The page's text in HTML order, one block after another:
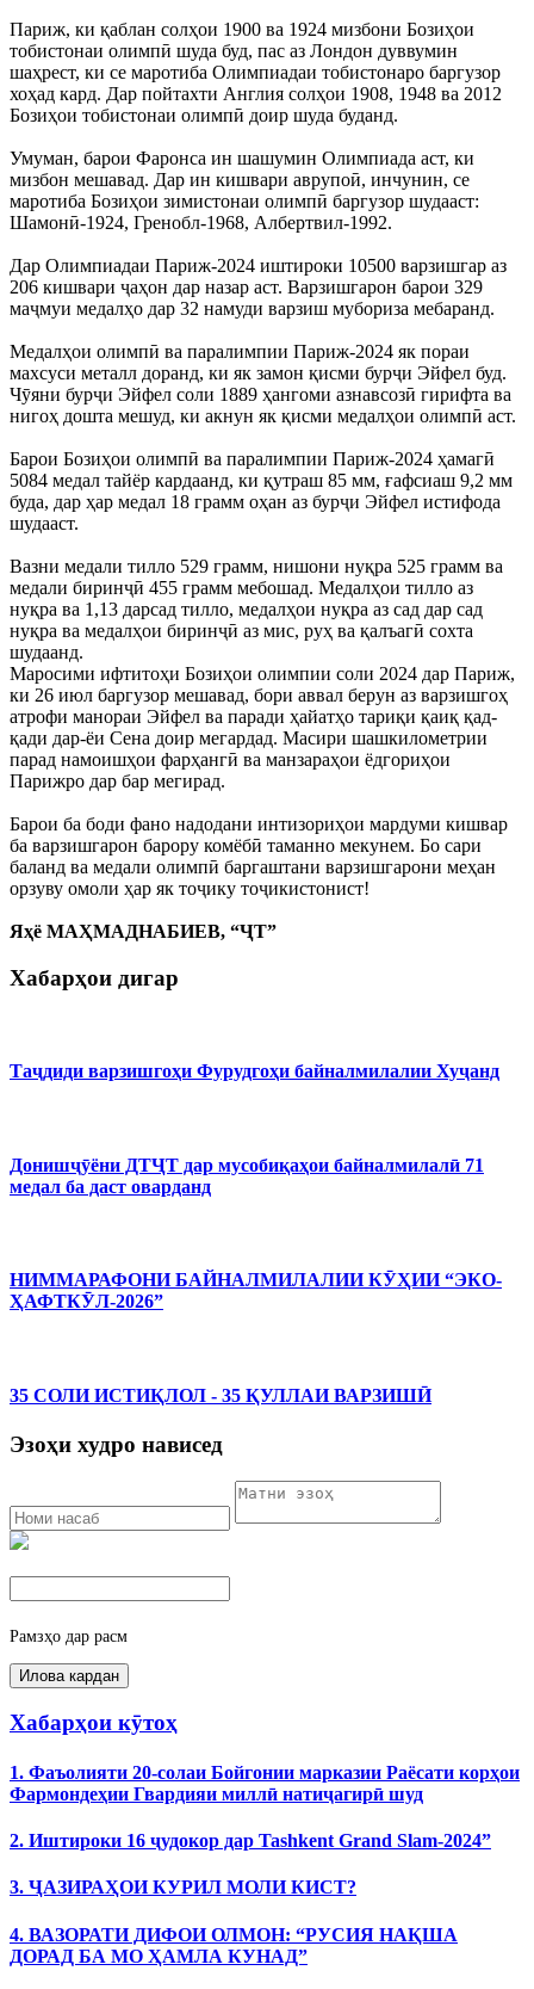
Париж, ки қаблан солҳои 1900 ва 1924 мизбони Бозиҳои
тобистонаи олимпӣ шуда буд, пас аз Лондон дуввумин
шаҳрест, ки се маротиба Олимпиадаи тобистонаро баргузор
хоҳад кард. Дар пойтахти Англия солҳои 1908, 1948 ва 2012
Бозиҳои тобистонаи олимпӣ доир шуда буданд.
Умуман, барои Фаронса ин шашумин Олимпиада аст, ки
мизбон мешавад. Дар ин кишвари аврупоӣ, инчунин, се
маротиба Бозиҳои зимистонаи олимпӣ баргузор шудааст:
Шамонӣ-1924, Гренобл-1968, Албертвил-1992.
Дар Олимпиадаи Париж-2024 иштироки 10500 варзишгар аз
206 кишвари ҷаҳон дар назар аст. Варзишгарон барои 329
маҷмуи медалҳо дар 32 намуди варзиш мубориза мебаранд.
Медалҳои олимпӣ ва паралимпии Париж-2024 як пораи
махсуси металл доранд, ки як замон қисми бурҷи Эйфел буд.
Чӯяни бурҷи Эйфел соли 1889 ҳангоми азнавсозӣ гирифта ва
нигоҳ дошта мешуд, ки акнун як қисми медалҳои олимпӣ аст.
Барои Бозиҳои олимпӣ ва паралимпии Париж-2024 ҳамагӣ
5084 медал тайёр кардаанд, ки қутраш 85 мм, ғафсиаш 9,2 мм
буда, дар ҳар медал 18 грамм оҳан аз бурҷи Эйфел истифода
шудааст.
Вазни медали тилло 529 грамм, нишони нуқра 525 грамм ва
медали биринҷӣ 455 грамм мебошад. Медалҳои тилло аз
нуқра ва 1,13 дарсад тилло, медалҳои нуқра аз сад дар сад
нуқра ва медалҳои биринҷӣ аз мис, руҳ ва қалъагӣ сохта
шудаанд.
Маросими ифтитоҳи Бозиҳои олимпии соли 2024 дар Париж,
ки 26 июл баргузор мешавад, бори аввал берун аз варзишгоҳ
атрофи манораи Эйфел ва паради ҳайатҳо тариқи қаиқ қад-
қади дар-ёи Сена доир мегардад. Масири шашкилометрии
парад намоишҳои фарҳангӣ ва манзараҳои ёдгориҳои
Парижро дар бар мегирад.
Барои ба боди фано надодани интизориҳои мардуми кишвар
ба варзишгарон барору комёбӣ таманно мекунем. Бо сари
баланд ва медали олимпӣ баргаштани варзишгарони меҳан
орзуву омоли ҳар як тоҷику тоҷикистонист!
Яҳё МАҲМАДНАБИЕВ, “ҶТ”
Хабарҳои дигар
Таҷдиди варзишгоҳи Фурудгоҳи байналмилалии Хуҷанд
Донишҷӯёни ДТҶТ дар мусобиқаҳои байналмилалӣ 71
медал ба даст оварданд
НИММАРАФОНИ БАЙНАЛМИЛАЛИИ КӮҲИИ “ЭКО-
ҲАФТКӮЛ-2026”
35 СОЛИ ИСТИҚЛОЛ - 35 ҚУЛЛАИ ВАРЗИШӢ
Эзоҳи худро нависед
Рамзҳо дар расм
Хабарҳои кӯтоҳ
1. Фаъолияти 20-солаи Бойгонии марказии Раёсати корҳои
Фармондеҳии Гвардияи миллӣ натиҷагирӣ шуд
2. Иштироки 16 ҷудокор дар Tashkent Grand Slam-2024”
3. ҶАЗИРАҲОИ КУРИЛ МОЛИ КИСТ?
4. ВАЗОРАТИ ДИФОИ ОЛМОН: “РУСИЯ НАҚША
ДОРАД БА МО ҲАМЛА КУНАД”